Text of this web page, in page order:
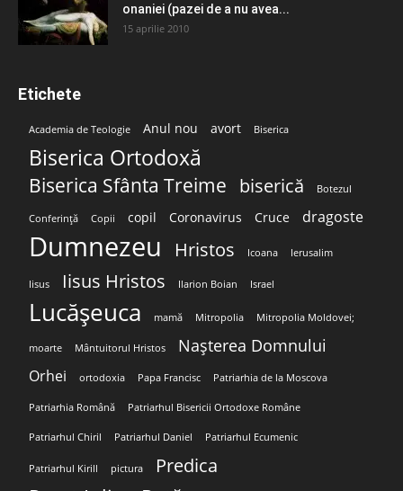
onaniei (pazei de a nu avea...
15 aprilie 2010
Etichete
Academia de Teologie Anul nou avort Biserica
Biserica Ortodoxă
Biserica Sfânta Treime biserică Botezul
Conferință Copii copil Coronavirus Cruce dragoste
Dumnezeu Hristos Icoana Ierusalim
Iisus Iisus Hristos Ilarion Boian Israel
Lucășeuca mamă Mitropolia Mitropolia Moldovei;
moarte Mântuitorul Hristos Nașterea Domnului
Orhei ortodoxia Papa Francisc Patriarhia de la Moscova
Patriarhia Română Patriarhul Bisericii Ortodoxe Române
Patriarhul Chiril Patriarhul Daniel Patriarhul Ecumenic
Patriarhul Kirill pictura Predica